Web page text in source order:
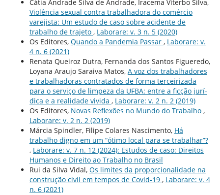
Cátia Andrade Silva de Andrade, Iracema Viterbo Silva,
Violência sexual contra trabalhadora do comércio
varejista: Um estudo de caso sobre acidente de
trabalho de trajeto , Laborare: v. 3 n. 5 (2020)
Os Editores, Quando a Pandemia Passar , Laborare: v.
4 n. 6 (2021)
Renata Queiroz Dutra, Fernanda dos Santos Figueredo,
Loyana Araujo Saraiva Matos, A voz dos trabalhadores
e trabalhadoras contratados de forma terceirizada
para o serviço de limpeza da UFBA: entre a ficção jurí­
dica e a realidade vivida , Laborare: v. 2 n. 2 (2019)
Os Editores, Novas Reflexões no Mundo do Trabalho ,
Laborare: v. 2 n. 2 (2019)
Márcia Spindler, Filipe Colares Nascimento, Há
trabalho digno em um “ótimo local para se trabalhar”?
, Laborare: v. 7 n. 12 (2024): Estudos de caso: Direitos
Humanos e Direito ao Trabalho no Brasil
Rui da Silva Vidal, Os limites da proporcionalidade na
construção civil em tempos de Covid-19 , Laborare: v. 4
n. 6 (2021)